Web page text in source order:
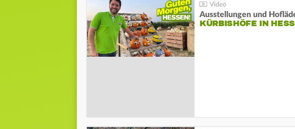
Ausstellungen und
KÜRBISHÖFE IN